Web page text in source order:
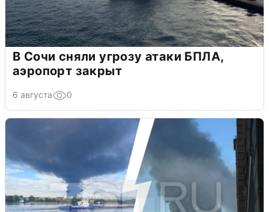
В Сочи сняли угрозу атаки БПЛА,
аэропорт закрыт
6 августа 0